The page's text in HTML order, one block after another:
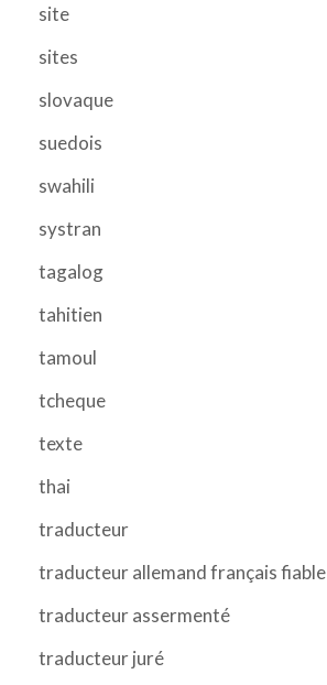
site
sites
slovaque
suedois
swahili
systran
tagalog
tahitien
tamoul
tcheque
texte
thai
traducteur
traducteur allemand français fiable
traducteur assermenté
traducteur juré